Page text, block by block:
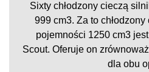
Sixty chłodzony cieczą
999 cm3. Za to
pojemności 1250 cm3
Scout. Oferuje on
dla obu